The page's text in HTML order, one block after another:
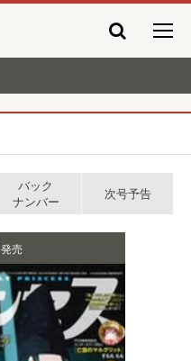
バック
ナンバー
次号予告
発売